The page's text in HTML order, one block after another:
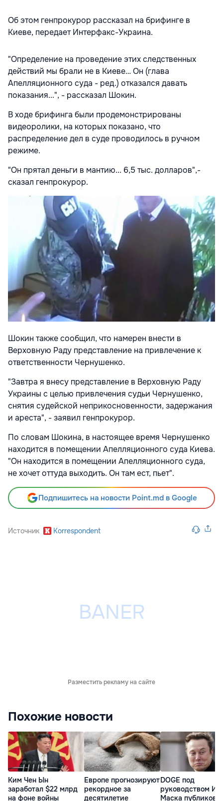
Об этом генпрокурор рассказал на брифинге в
Киеве, передает Интерфакс-Украина.
"Определение на проведение этих следственных
действий мы брали не в Киеве… Он (глава
Апелляционного суда - ред.) отказался давать
показания...", - рассказал Шокин.
В ходе брифинга были продемонстрированы
видеоролики, на которых показано, что
распределение дел в суде проводилось в ручном
режиме.
"Он прятал деньги в мантию... 6,5 тыс. долларов",-
сказал генпрокурор.
Шокин также сообщил, что намерен внести в
Верховную Раду представление на привлечение к
ответственности Чернушенко.
"Завтра я внесу представление в Верховную Раду
Украины с целью привлечения судьи Чернушенко,
снятия судейской неприкосновенности, задержания
и ареста", - заявил генпрокурор.
По словам Шокина, в настоящее время Чернушенко
находится в помещении Апелляционного суда Киева.
"Он находится в помещении Апелляционного суда,
не хочет оттуда выходить. Он там ест, пьет".
Подпишитесь на новости Point.md в Google
Источник Korrespondent
Разместить рекламу на сайте
Похожие новости
Ким Чен Ын
заработал $22 млрд
на фоне войны
Европе прогнозируют
рекордное за
десятилетие
DOGE под
руководством
Маска